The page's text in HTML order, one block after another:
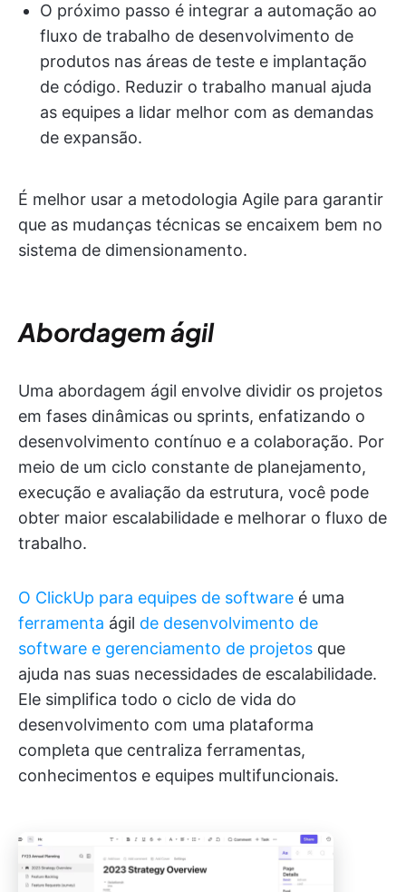
O próximo passo é integrar a automação ao
fluxo de trabalho de desenvolvimento de
produtos nas áreas de teste e implantação
de código. Reduzir o trabalho manual ajuda
as equipes a lidar melhor com as demandas
de expansão.
É melhor usar a metodologia Agile para garantir
que as mudanças técnicas se encaixem bem no
sistema de dimensionamento.
Abordagem ágil
Uma abordagem ágil envolve dividir os projetos
em fases dinâmicas ou sprints, enfatizando o
desenvolvimento contínuo e a colaboração. Por
meio de um ciclo constante de planejamento,
execução e avaliação da estrutura, você pode
obter maior escalabilidade e melhorar o fluxo de
trabalho.
O ClickUp para equipes de software é uma
ferramenta ágil de desenvolvimento de
software e gerenciamento de projetos que
ajuda nas suas necessidades de escalabilidade.
Ele simplifica todo o ciclo de vida do
desenvolvimento com uma plataforma
completa que centraliza ferramentas,
conhecimentos e equipes multifuncionais.